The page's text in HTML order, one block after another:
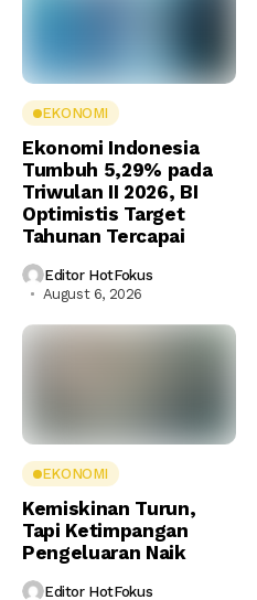
EKONOMI
Ekonomi Indonesia
Tumbuh 5,29% pada
Triwulan II 2026, BI
Optimistis Target
Tahunan Tercapai
Editor HotFokus
August 6, 2026
EKONOMI
Kemiskinan Turun,
Tapi Ketimpangan
Pengeluaran Naik
Editor HotFokus